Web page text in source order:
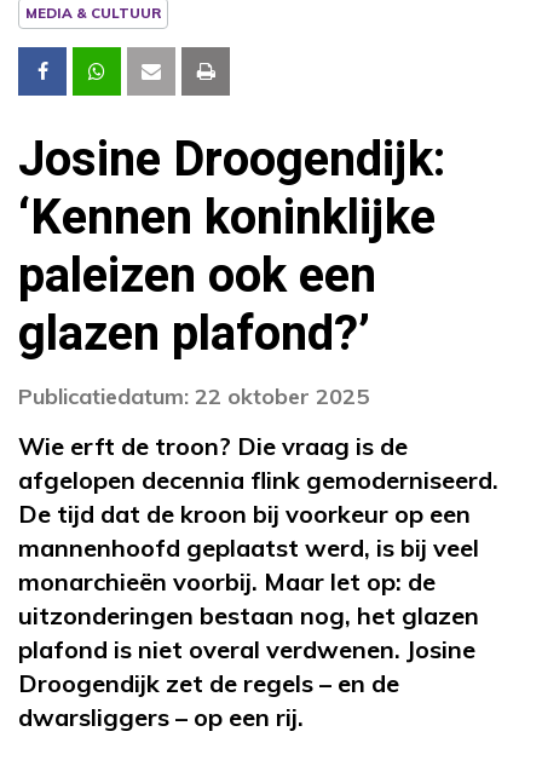
MEDIA & CULTUUR
Josine Droogendijk:
‘Kennen koninklijke
paleizen ook een
glazen plafond?’
Publicatiedatum: 22 oktober 2025
Wie erft de troon? Die vraag is de
afgelopen decennia flink gemoderniseerd.
De tijd dat de kroon bij voorkeur op een
mannenhoofd geplaatst werd, is bij veel
monarchieën voorbij. Maar let op: de
uitzonderingen bestaan nog, het glazen
plafond is niet overal verdwenen. Josine
Droogendijk zet de regels – en de
dwarsliggers – op een rij.